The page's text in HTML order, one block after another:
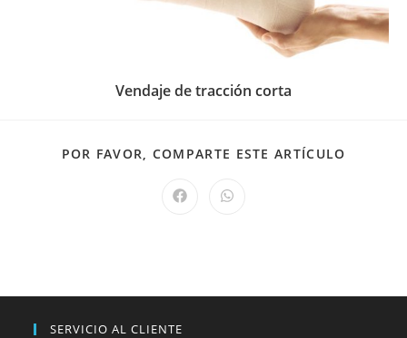
Vendaje de tracción corta
POR FAVOR, COMPARTE ESTE ARTÍCULO
SERVICIO AL CLIENTE